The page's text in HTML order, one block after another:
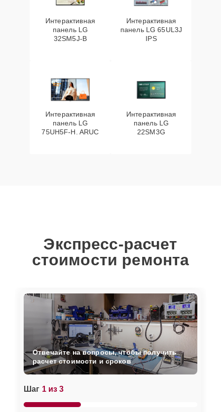
Интерактивная
панель LG
32SM5J-B
Интерактивная
панель LG 65UL3J
IPS
Интерактивная
панель LG
75UH5F-H. ARUC
Интерактивная
панель LG
22SM3G
Экспресс-расчет
стоимости ремонта
Шаг 1 из 3
Отвечайте на вопросы, чтобы получить
расчет стоимости и сроков